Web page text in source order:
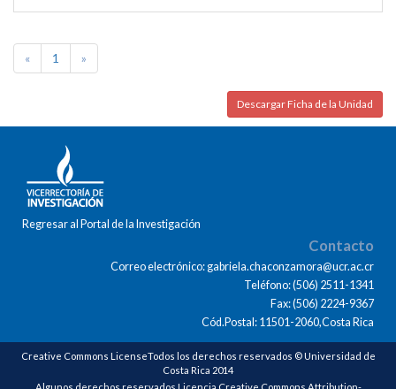
« 1 »
Descargar Ficha de la Unidad
Regresar al Portal de la Investigación
Contacto
Correo electrónico: gabriela.chaconzamora@ucr.ac.cr
Teléfono: (506) 2511-1341
Fax: (506) 2224-9367
Cód.Postal: 11501-2060,Costa Rica
Creative Commons LicenseTodos los derechos reservados © Universidad de
Costa Rica 2014